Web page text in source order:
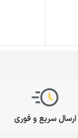
ارسال سریع و فوری